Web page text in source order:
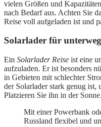
vielen Größen und
nach Bedarf aus. Achten Sie
Reise voll aufgeladen ist und
Solarlader für
Ein Solarlader Reise ist eine
aufzuladen. Er ist besonders
in Gebieten mit schlechter
der Solarlader stark genug ist,
Platzieren Sie ihn in der Sonne.
Mit einer Powerbank
Russland flexibel und